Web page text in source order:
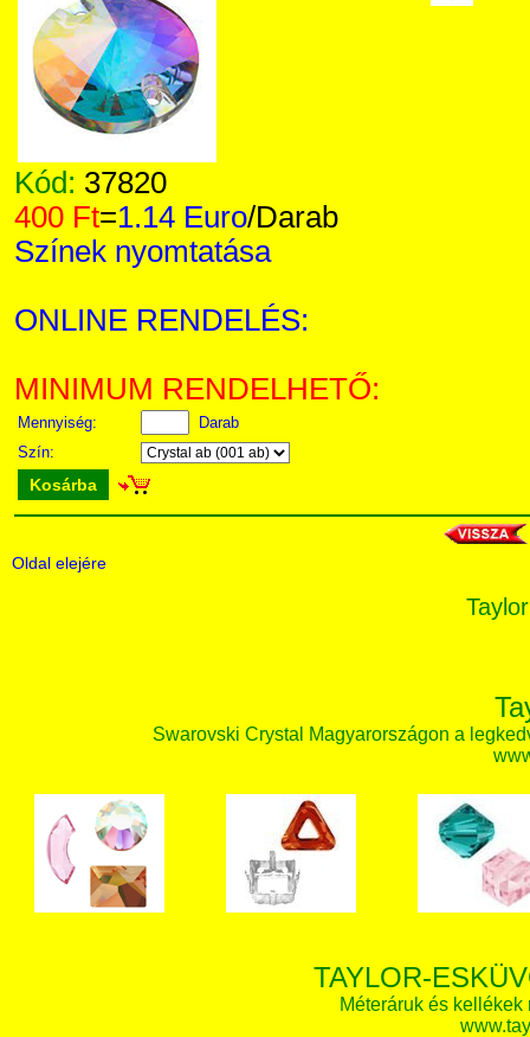
Kód: 37820
400 Ft=1.14 Euro/Darab
Színek nyomtatása
ONLINE RENDELÉS:
MINIMUM RENDELHETŐ:
Mennyiség:
Darab
Szín:
Kosárba
Oldal elejére
Swarovski Crystal Magyarországon a
TAYLOR-
Méteráruk és